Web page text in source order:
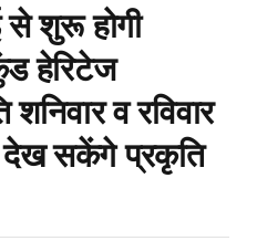
शुरू होगी
हेरिटेज
व रविवार
देख सकेंगे प्रकृति